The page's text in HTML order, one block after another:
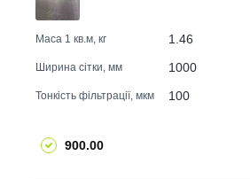
Маса 1 кв.м, кг 1.46
Ширина сітки, мм 1000
Тонкість фільтрації, мкм 100
900.00